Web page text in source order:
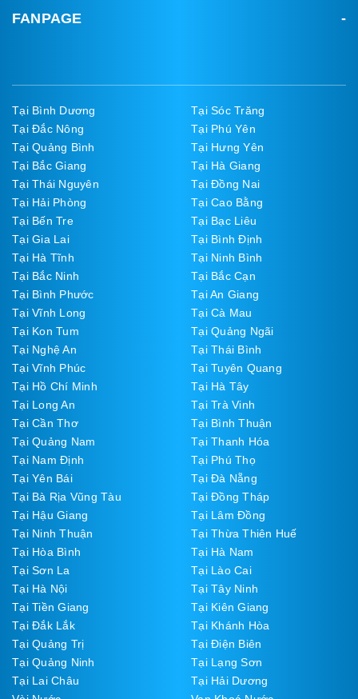
FANPAGE
Tại Bình Dương
Tại Sóc Trăng
Tại Đắc Nông
Tại Phú Yên
Tại Quảng Bình
Tại Hưng Yên
Tại Bắc Giang
Tại Hà Giang
Tại Thái Nguyên
Tại Đồng Nai
Tại Hải Phòng
Tại Cao Bằng
Tại Bến Tre
Tại Bạc Liêu
Tại Gia Lai
Tại Bình Định
Tại Hà Tĩnh
Tại Ninh Bình
Tại Bắc Ninh
Tại Bắc Cạn
Tại Bình Phước
Tại An Giang
Tại Vĩnh Long
Tại Cà Mau
Tại Kon Tum
Tại Quảng Ngãi
Tại Nghệ An
Tại Thái Bình
Tại Vĩnh Phúc
Tại Tuyên Quang
Tại Hồ Chí Minh
Tại Hà Tây
Tại Long An
Tại Trà Vinh
Tại Cần Thơ
Tại Bình Thuận
Tại Quảng Nam
Tại Thanh Hóa
Tại Nam Định
Tại Phú Thọ
Tại Yên Bái
Tại Đà Nẵng
Tại Bà Rịa Vũng Tàu
Tại Đồng Tháp
Tại Hậu Giang
Tại Lâm Đồng
Tại Ninh Thuận
Tại Thừa Thiên Huế
Tại Hòa Bình
Tại Hà Nam
Tại Sơn La
Tại Lào Cai
Tại Hà Nội
Tại Tây Ninh
Tại Tiền Giang
Tại Kiên Giang
Tại Đắk Lắk
Tại Khánh Hòa
Tại Quảng Trị
Tại Điện Biên
Tại Quảng Ninh
Tại Lạng Sơn
Tại Lai Châu
Tại Hải Dương